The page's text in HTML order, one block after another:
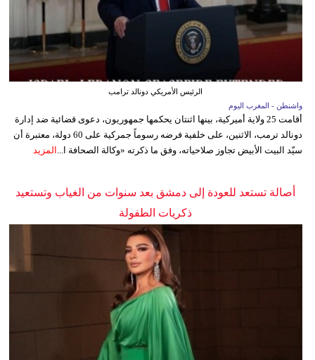
الرئيس الأمريكي دونالد ترامب
واشنطن - المغرب اليوم
أقامت 25 ولاية أميركية، بينها اثنتان يحكمها جمهوريون، دعوى قضائية ضد إدارة
دونالد ترمب، الاثنين، على خلفية فرضه رسوماً جمركية على 60 دولة، معتبرة أن
سيّد البيت الأبيض تجاوز صلاحياته، وفق ما ذكرته «وكالة الصحافة ا... المزيد
أصالة تستعد للعودة إلى دمشق بعد سنوات من الغياب وتستعيد
ذكريات الطفولة